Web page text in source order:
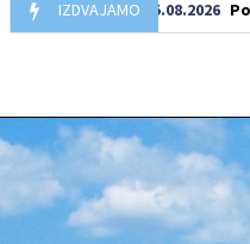
IZDVAJAMO
05.08.2026 Počela